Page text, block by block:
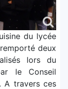
du lycée
deux
lors du
le Conseil
A travers ces